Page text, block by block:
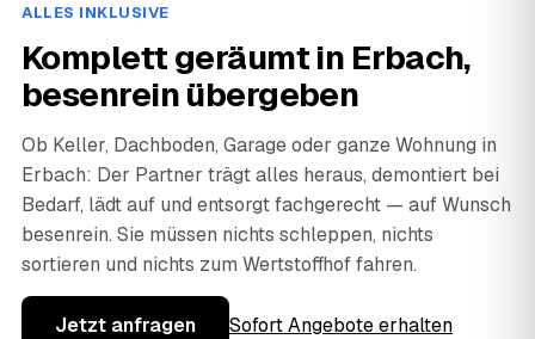
ALLES INKLUSIVE
Komplett geräumt in Erbach,
besenrein übergeben
Ob Keller, Dachboden, Garage oder ganze Wohnung in
Erbach: Der Partner trägt alles heraus, demontiert bei
Bedarf, lädt auf und entsorgt fachgerecht — auf Wunsch
besenrein. Sie müssen nichts schleppen, nichts
sortieren und nichts zum Wertstoffhof fahren.
Jetzt anfragen Sofort Angebote erhalten